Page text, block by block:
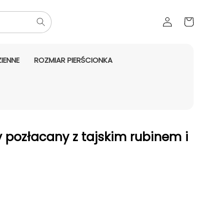
Zaloguj
się
Koszyk
ROZMIAR PIERŚCIONKA
pozłacany z tajskim rubinem i